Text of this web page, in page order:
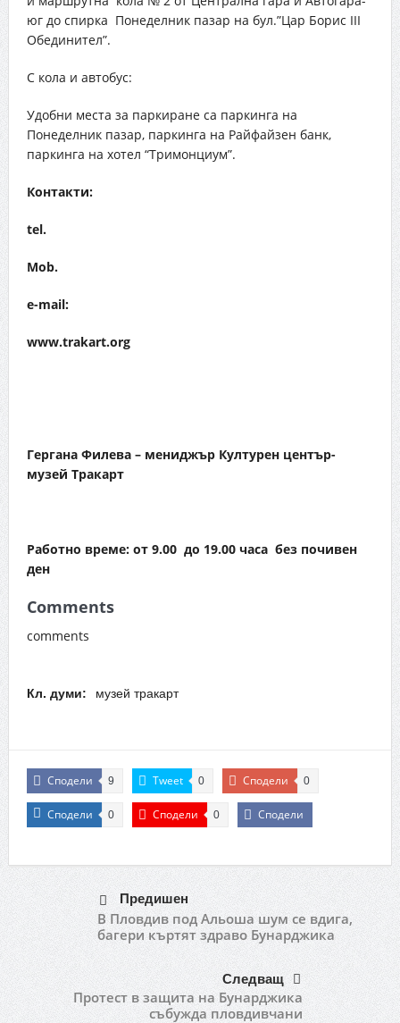
юг до спирка Понеделник пазар на бул.”Цар Борис III
Обединител”.
С кола и автобус:
Удобни места за паркиране са паркинга на
Понеделник пазар, паркинга на Райфайзен банк,
паркинга на хотел “Тримонциум”.
Контакти:
tel.
Mob.
e-mail:
www.trakart.org
Гергана Филева – мениджър Културен център-
музей Тракарт
Работно време: от 9.00 до 19.00 часа без почивен
ден
Comments
comments
Кл. думи: музей тракарт
Сподели 9 Tweet 0 Сподели 0
Сподели 0 Сподели 0 Сподели
Предишен
В Пловдив под Альоша шум се вдига,
багери къртят здраво Бунарджика
Следващ
Протест в защита на Бунарджика
събужда пловдивчани